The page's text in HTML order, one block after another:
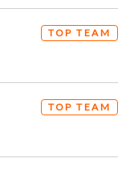
TOP TEAM
TOP TEAM